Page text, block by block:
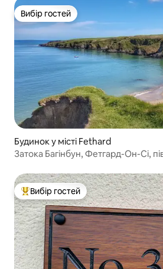
Вибір гостей
Вибір гостей
Будинок у місті Fethard
Затока Багінбун, Фетгард-Он-Сі,
Топ вибір гостей
Вибір гостей